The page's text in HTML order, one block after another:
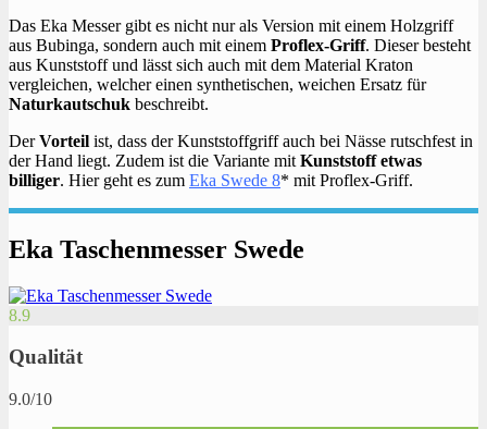
Das Eka Messer gibt es nicht nur als Version mit einem Holzgriff
aus Bubinga, sondern auch mit einem Proflex-Griff. Dieser besteht
aus Kunststoff und lässt sich auch mit dem Material Kraton
vergleichen, welcher einen synthetischen, weichen Ersatz für
Naturkautschuk beschreibt.
DerVorteil ist, dass der Kunststoffgriff auch bei Nässe rutschfest in
der Hand liegt. Zudem ist die Variante mit Kunststoff etwas
billiger. Hier geht es zum Eka Swede 8* mit Proflex-Griff.
Eka Taschenmesser Swede
8.9
Qualität
9.0/10